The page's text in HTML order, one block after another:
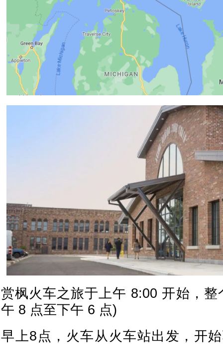
赏枫火车之旅于上午 8:00 开始，
午 8 点至下午 6 点)
早上8点，火车从火车站出发，开